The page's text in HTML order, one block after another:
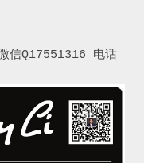
信Q17551316 电话